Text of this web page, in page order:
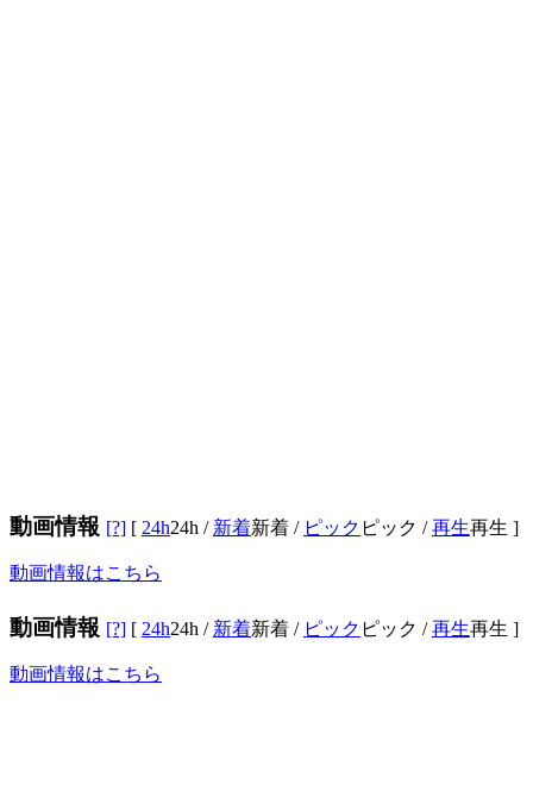
動画情報 [?] [ 24h24h / 新着新着 / ピック ピック /再生再生 ]
動画情報はこちら
動画情報 [?] [ 24h24h / 新着新着 / ピック ピック /再生再生 ]
動画情報はこちら